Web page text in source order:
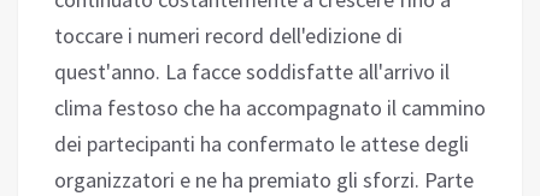
toccare i numeri record dell'edizione di
quest'anno. La facce soddisfatte all'arrivo il
clima festoso che ha accompagnato il cammino
dei partecipanti ha confermato le attese degli
organizzatori e ne ha premiato gli sforzi. Parte